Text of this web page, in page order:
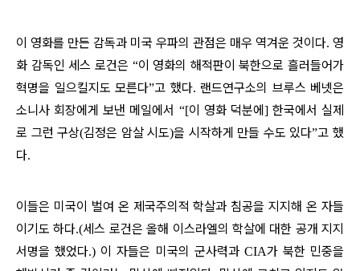
이 영화를 만든 감독과 미국 우파의 관점은 매우 역겨운 것이다. 영
화 감독인 세스 로건은 “이 영화의 해적판이 북한으로 흘러들어가
혁명을 일으킬지도 모른다”고 했다. 랜드연구소의 브루스 베넷은
소니사 회장에게 보낸 메일에서 “[이 영화 덕분에] 한국에서 실제
로 그런 구상(김정은 암살 시도)을 시작하게 만들 수도 있다”고 했
다.
이들은 미국이 벌여 온 제국주의적 학살과 침공을 지지해 온 자들
이기도 하다.(세스 로건은 올해 이스라엘의 학살에 대한 공개 지지
서명을 했었다.) 이 자들은 미국의 군사력과 CIA가 북한 민중을